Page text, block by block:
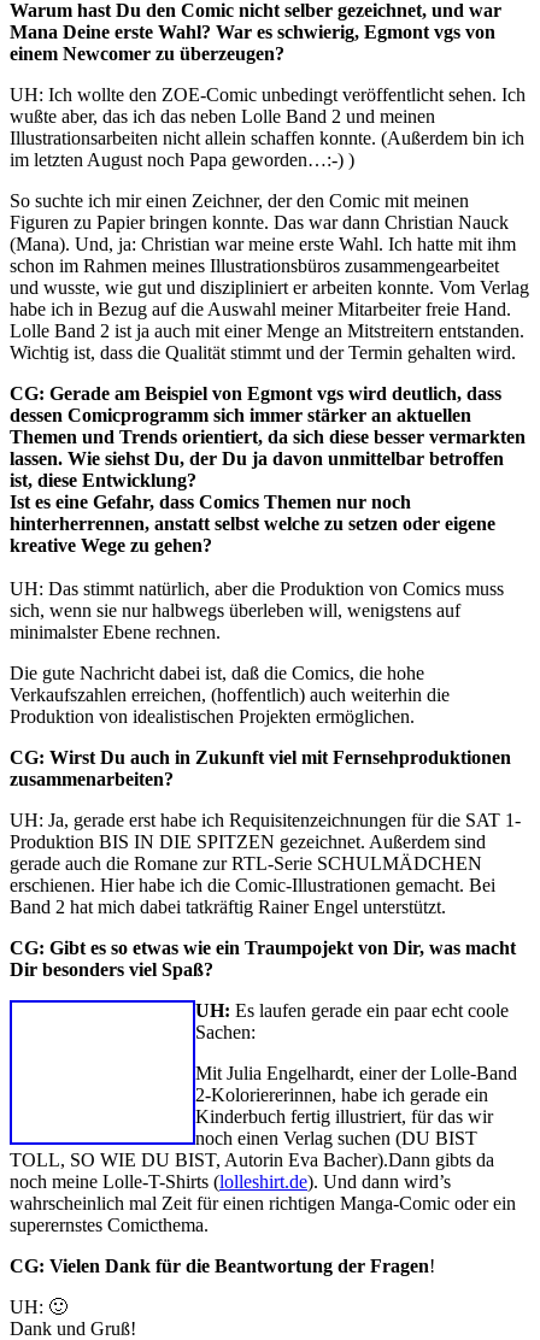
Warum hast Du den Comic nicht selber gezeichnet, und war
Mana Deine erste Wahl? War es schwierig, Egmont vgs von
einem Newcomer zu überzeugen?
UH: Ich wollte den ZOE-Comic unbedingt veröffentlicht sehen. Ich
wußte aber, das ich das neben Lolle Band 2 und meinen
Illustrationsarbeiten nicht allein schaffen konnte. (Außerdem bin ich
im letzten August noch Papa geworden…:-) )
So suchte ich mir einen Zeichner, der den Comic mit meinen
Figuren zu Papier bringen konnte. Das war dann Christian Nauck
(Mana). Und, ja: Christian war meine erste Wahl. Ich hatte mit ihm
schon im Rahmen meines Illustrationsbüros zusammengearbeitet
und wusste, wie gut und diszipliniert er arbeiten konnte. Vom Verlag
habe ich in Bezug auf die Auswahl meiner Mitarbeiter freie Hand.
Lolle Band 2 ist ja auch mit einer Menge an Mitstreitern entstanden.
Wichtig ist, dass die Qualität stimmt und der Termin gehalten wird.
CG: Gerade am Beispiel von Egmont vgs wird deutlich, dass
dessen Comicprogramm sich immer stärker an aktuellen
Themen und Trends orientiert, da sich diese besser vermarkten
lassen. Wie siehst Du, der Du ja davon unmittelbar betroffen
ist, diese Entwicklung?
Ist es eine Gefahr, dass Comics Themen nur noch
hinterherrennen, anstatt selbst welche zu setzen oder eigene
kreative Wege zu gehen?
UH: Das stimmt natürlich, aber die Produktion von Comics muss
sich, wenn sie nur halbwegs überleben will, wenigstens auf
minimalster Ebene rechnen.
Die gute Nachricht dabei ist, daß die Comics, die hohe
Verkaufszahlen erreichen, (hoffentlich) auch weiterhin die
Produktion von idealistischen Projekten ermöglichen.
CG: Wirst Du auch in Zukunft viel mit Fernsehproduktionen
zusammenarbeiten?
UH: Ja, gerade erst habe ich Requisitenzeichnungen für die SAT 1-
Produktion BIS IN DIE SPITZEN gezeichnet. Außerdem sind
gerade auch die Romane zur RTL-Serie SCHULMÄDCHEN
erschienen. Hier habe ich die Comic-Illustrationen gemacht. Bei
Band 2 hat mich dabei tatkräftig Rainer Engel unterstützt.
CG: Gibt es so etwas wie ein Traumpojekt von Dir, was macht
Dir besonders viel Spaß?
UH: Es laufen gerade ein paar echt coole
Sachen:
Mit Julia Engelhardt, einer der Lolle-Band
2-Koloriererinnen, habe ich gerade ein
Kinderbuch fertig illustriert, für das wir
noch einen Verlag suchen (DU BIST
TOLL, SO WIE DU BIST, Autorin Eva Bacher).Dann gibts da
noch meine Lolle-T-Shirts (lolleshirt.de). Und dann wird’s
wahrscheinlich mal Zeit für einen richtigen Manga-Comic oder ein
superernstes Comicthema.
CG: Vielen Dank für die Beantwortung der Fragen!
UH: 🙂
Dank und Gruß!